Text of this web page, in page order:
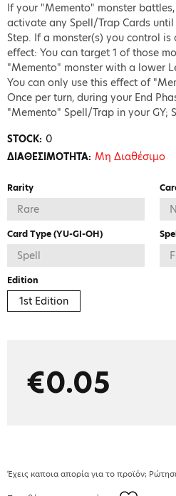
If your "Memento" monster
activate any Spell/Trap Cards
Step. If a monster(s) you control
effect: You can target 1 of those
"Memento" monster with a lower
You can only use this effect of
Once per turn, during your End
"Memento" Spell/Trap in your GY;
STOCK: 0
ΔΙΑΘΕΣΙΜΟΤΗΤΑ: Μη Διαθέσιμο
Rarity
Card Type (YU-GI-OH)
Edition
1st Edition
€0.05
Έχεις καποια απορία για το προϊόν;